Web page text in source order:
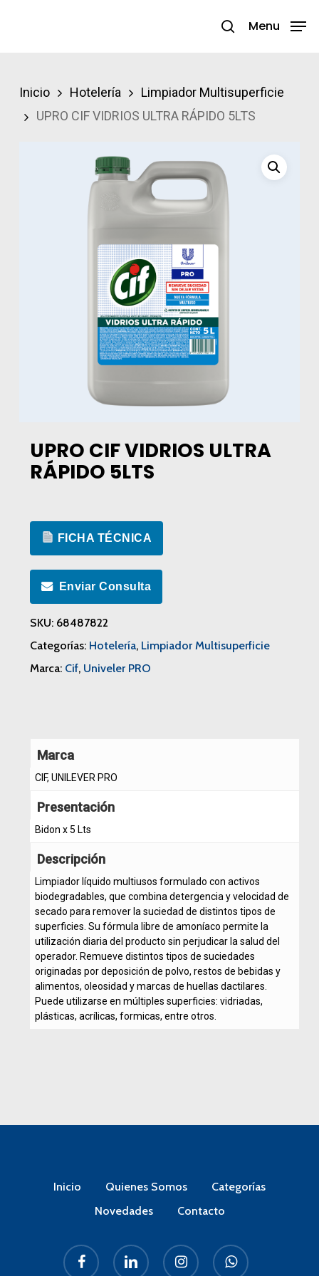
search
Menu
Inicio Hotelería
Limpiador Multisuperficie
UPRO CIF VIDRIOS ULTRA RÁPIDO 5LTS
UPRO CIF VIDRIOS ULTRA
RÁPIDO 5LTS
FICHA TÉCNICA
Enviar Consulta
SKU: 68487822
Categorías: Hotelería, Limpiador Multisuperficie
Marca: Cif, Univeler PRO
Marca
CIF, UNILEVER PRO
Presentación
Bidon x 5 Lts
Descripción
Limpiador líquido multiusos formulado con activos
biodegradables, que combina detergencia y velocidad de
secado para remover la suciedad de distintos tipos de
superficies. Su fórmula libre de amoníaco permite la
utilización diaria del producto sin perjudicar la salud del
operador. Remueve distintos tipos de suciedades
originadas por deposición de polvo, restos de bebidas y
alimentos, oleosidad y marcas de huellas dactilares.
Puede utilizarse en múltiples superficies: vidriadas,
plásticas, acrílicas, formicas, entre otros.
Inicio Quienes Somos
Categorías
Novedades
Contacto
facebook linkedin instagram whatsapp